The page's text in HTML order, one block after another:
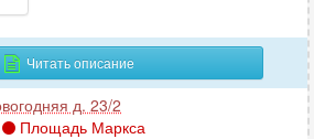
Читать описание
д. 23/2
Площадь Маркса